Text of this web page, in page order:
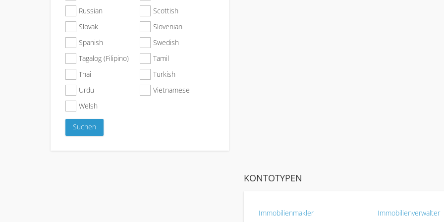
Russian
Scottish
Slovak
Slovenian
Spanish
Swedish
Tagalog (Filipino)
Tamil
Thai
Turkish
Urdu
Vietnamese
Welsh
KONTOTYPEN
Immobilienmakler Immobilienverwalter